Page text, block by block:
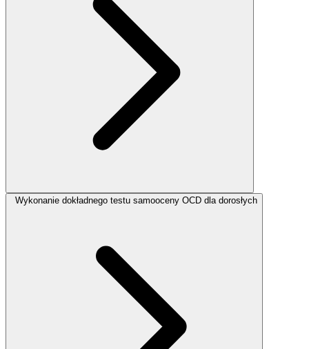
Wykonanie dokładnego testu samooceny OCD dla dorosłych